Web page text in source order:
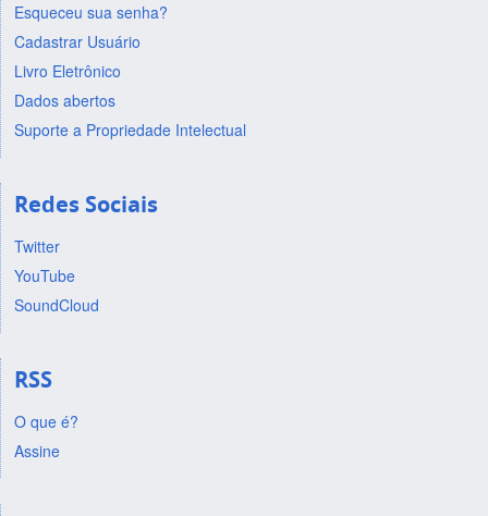
Esqueceu sua senha?
Cadastrar Usuário
Livro Eletrônico
Dados abertos
Suporte a Propriedade Intelectual
Redes Sociais
Twitter
YouTube
SoundCloud
RSS
O que é?
Assine